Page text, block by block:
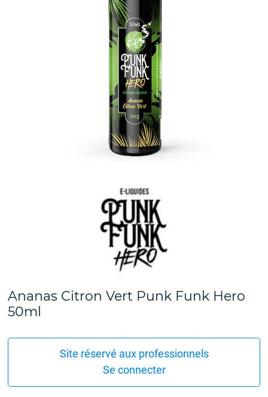
Ananas Citron Vert Punk Funk Hero
50ml
Site réservé aux professionnels
Se connecter